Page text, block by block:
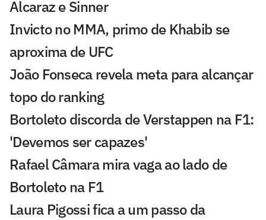
Alcaraz e Sinner
Invicto no MMA, primo de Khabib se
aproxima de UFC
João Fonseca revela meta para alcançar
topo do ranking
Bortoleto discorda de Verstappen na F1:
'Devemos ser capazes'
Rafael Câmara mira vaga ao lado de
Bortoleto na F1
Laura Pigossi fica a um passo da